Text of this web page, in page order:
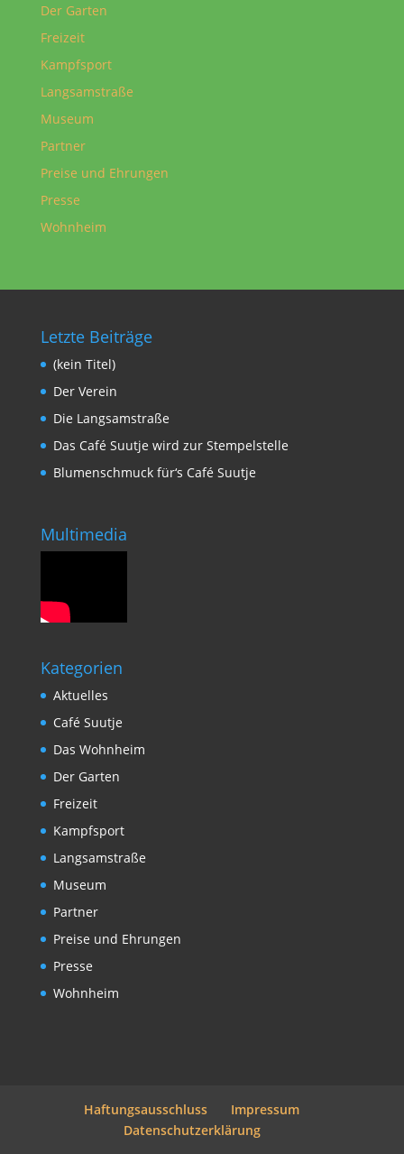
Der Garten
Freizeit
Kampfsport
Langsamstraße
Museum
Partner
Preise und Ehrungen
Presse
Wohnheim
Letzte Beiträge
(kein Titel)
Der Verein
Die Langsamstraße
Das Café Suutje wird zur Stempelstelle
Blumenschmuck für‘s Café Suutje
Multimedia
Kategorien
Aktuelles
Café Suutje
Das Wohnheim
Der Garten
Freizeit
Kampfsport
Langsamstraße
Museum
Partner
Preise und Ehrungen
Presse
Wohnheim
Haftungsausschluss
Impressum
Datenschutzerklärung